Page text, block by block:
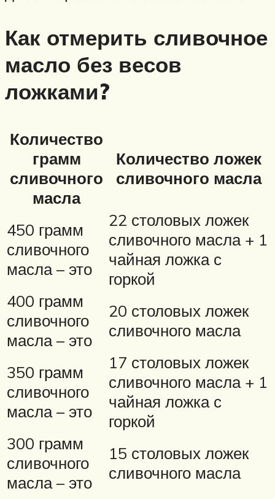
Как отмерить сливочное
масло без весов
ложками?
Количество
грамм
сливочного
масла
Количество ложек
сливочного масла
450 грамм
сливочного
масла – это
22 столовых ложек
сливочного масла + 1
чайная ложка с
горкой
400 грамм
сливочного
масла – это
20 столовых ложек
сливочного масла
350 грамм
сливочного
масла – это
17 столовых ложек
сливочного масла + 1
чайная ложка с
горкой
300 грамм
сливочного
масла – это
15 столовых ложек
сливочного масла